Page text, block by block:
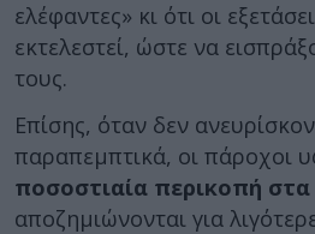
ελέφαντες» κι ότι οι
εκτελεστεί, ώστε να
τους.
Επίσης, όταν δεν
παραπεμπτικά, οι πάροχοι
ποσοστιαία περικοπή
αποζημιώνονται για